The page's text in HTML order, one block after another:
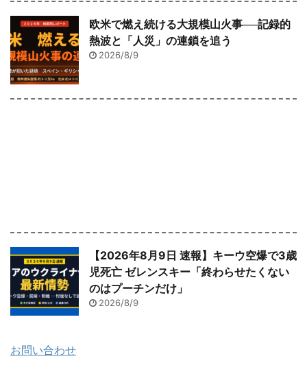
欧米で燃え続ける大規模山火事──記録的
熱波と「人災」の連鎖を追う
2026/8/9
【2026年8月9日 速報】キーウ空爆で3歳
児死亡 ゼレンスキー「終わらせたくない
のはプーチンだけ」
2026/8/9
お問い合わせ